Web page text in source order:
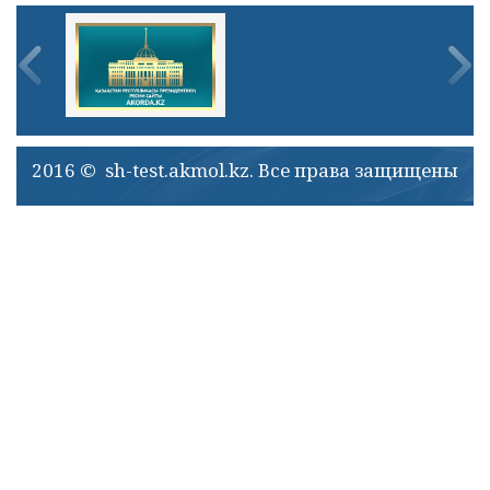
2016 © sh-test.akmol.kz. Все права защищены